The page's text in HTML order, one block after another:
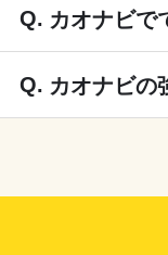
カオナビで
カオナビの